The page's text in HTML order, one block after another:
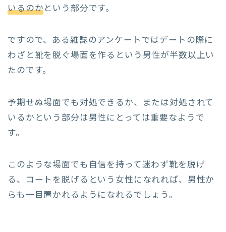
いるのかという部分です。
ですので、ある雑誌のアンケートではデートの際に
わざと靴を脱ぐ場面を作るという男性が半数以上い
たのです。
予期せぬ場面でも対処できるか、または対処されて
いるかという部分は男性にとっては重要なようで
す。
このような場面でも自信を持って迷わず靴を脱げ
る、コートを脱げるという女性になれれば、男性か
らも一目置かれるようになれるでしょう。